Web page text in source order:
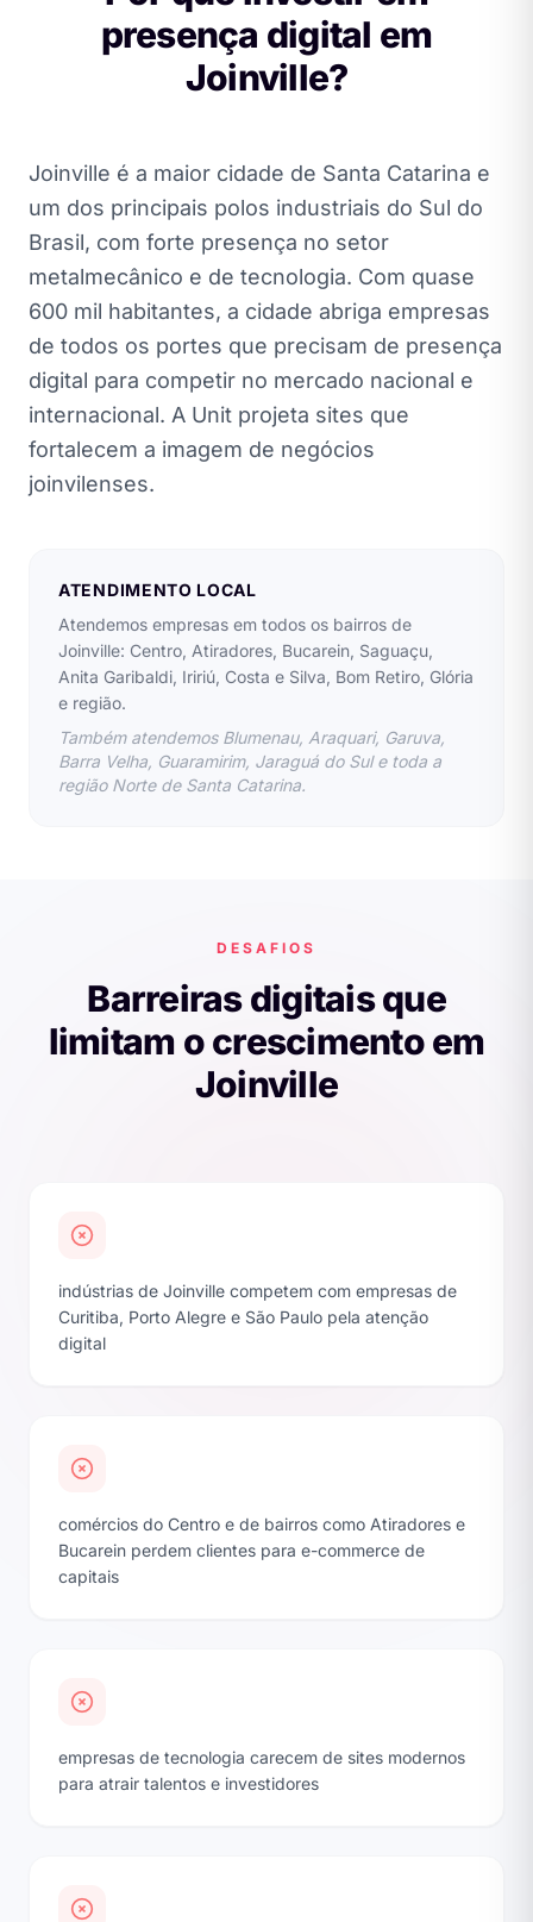
presença digital em
Joinville?
Joinville é a maior cidade de Santa Catarina e
um dos principais polos industriais do Sul do
Brasil, com forte presença no setor
metalmecânico e de tecnologia. Com quase
600 mil habitantes, a cidade abriga empresas
de todos os portes que precisam de presença
digital para competir no mercado nacional e
internacional. A Unit projeta sites que
fortalecem a imagem de negócios
joinvilenses.
ATENDIMENTO LOCAL
Atendemos empresas em todos os bairros de
Joinville: Centro, Atiradores, Bucarein, Saguaçu,
Anita Garibaldi, Iririú, Costa e Silva, Bom Retiro, Glória
e região.
Também atendemos Blumenau, Araquari, Garuva,
Barra Velha, Guaramirim, Jaraguá do Sul e toda a
região Norte de Santa Catarina.
DESAFIOS
Barreiras digitais que
limitam o crescimento em
Joinville
indústrias de Joinville competem com empresas de
Curitiba, Porto Alegre e São Paulo pela atenção
digital
comércios do Centro e de bairros como Atiradores e
Bucarein perdem clientes para e-commerce de
capitais
empresas de tecnologia carecem de sites modernos
para atrair talentos e investidores